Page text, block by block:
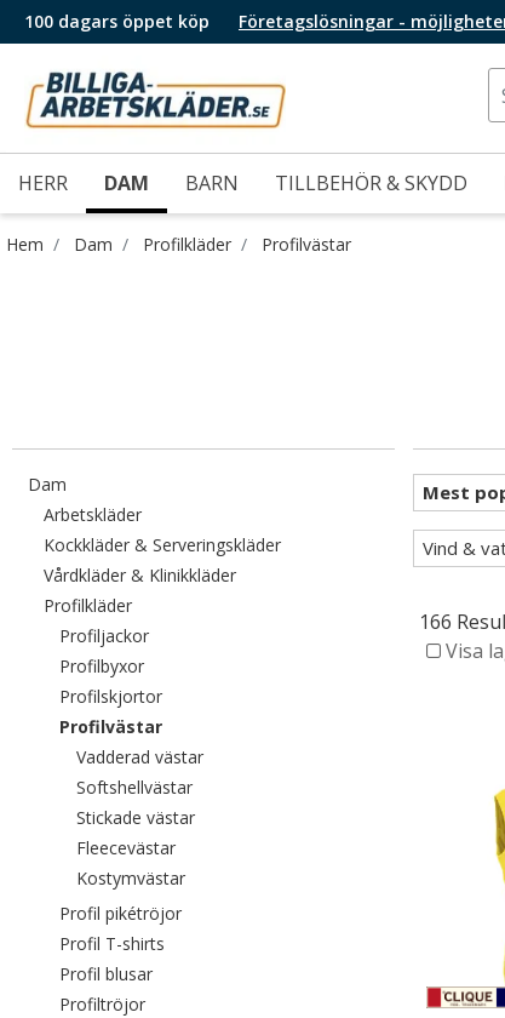
100 dagars öppet köp Företagslösningar -
HERR DAM BARN TILLBEHÖR & SKYDD
Hem Dam Profilkläder Profilvästar
Dam
ArbetskläderFiltrera efter category: Arbetskläder
Kockkläder & ServeringskläderFiltrera efter category:
Vårdkläder & KlinikkläderFiltrera efter category: Vårdkläder
ProfilkläderFiltrera efter category: Profilkläder
ProfiljackorFiltrera efter category: Profiljackor
ProfilbyxorFiltrera efter category: Profilbyxor
ProfilskjortorFiltrera efter category: Profilskjortor
ProfilvästarValda För närvarande sorterad efter
Vadderad västarFiltrera efter category: Vadderad västar
SoftshellvästarFiltrera efter category: Softshellvästar
Stickade västarFiltrera efter category: Stickade västar
FleecevästarFiltrera efter category: Fleecevästar
KostymvästarFiltrera efter category: Kostymvästar
Profil pikétröjorFiltrera efter category: Profil pikétröjor
Profil T-shirts
Profil blusarFiltrera efter category: Profil blusar
ProfiltröjorFiltrera efter category: Profiltröjor
Vind &
166
Visa